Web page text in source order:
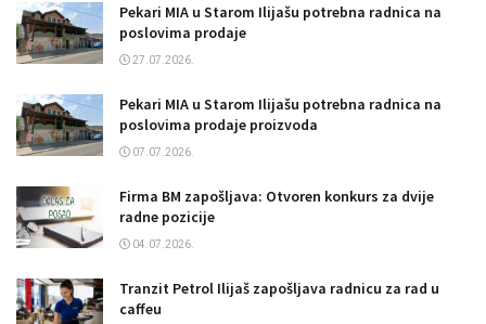
Pekari MIA u Starom Ilijašu potrebna radnica na
poslovima prodaje
27.07.2026.
Pekari MIA u Starom Ilijašu potrebna radnica na
poslovima prodaje proizvoda
07.07.2026.
Firma BM zapošljava: Otvoren konkurs za dvije
radne pozicije
04.07.2026.
Tranzit Petrol Ilijaš zapošljava radnicu za rad u
caffeu